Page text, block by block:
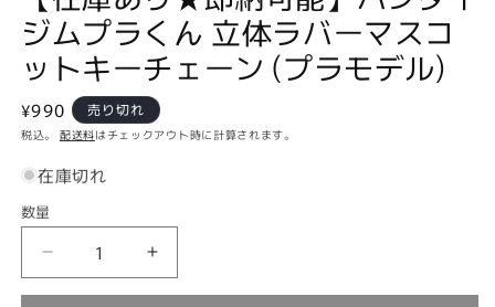
ル
で
メ
デ
ィ
(1)
開
ジムプラくん 立体ラバーマスコ
ットキーチェーン (プラモデル)
通
常
格
¥990 売り切れ
税込。 配送料はチェックアウト時に計算されます。
在庫切れ
数
数量
庫
【在
庫